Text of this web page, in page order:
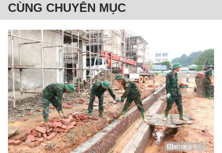
CÙNG CHUYÊN MỤC